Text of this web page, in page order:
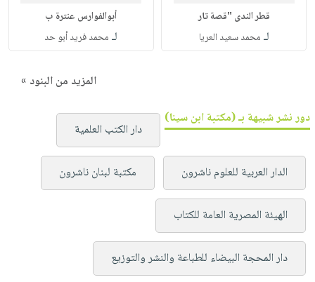
قطر الندى "قصة تار
لـ محمد سعيد العريا
أبوالفوارس عنترة ب
لـ محمد فريد أبو حد
المزيد من البنود »
دور نشر شبيهة بـ (مكتبة ابن سينا)
دار الكتب العلمية
الدار العربية للعلوم ناشرون مكتبة لبنان ناشرون
الهيئة المصرية العامة للكتاب
دار المحجة البيضاء للطباعة والنشر والتوزيع